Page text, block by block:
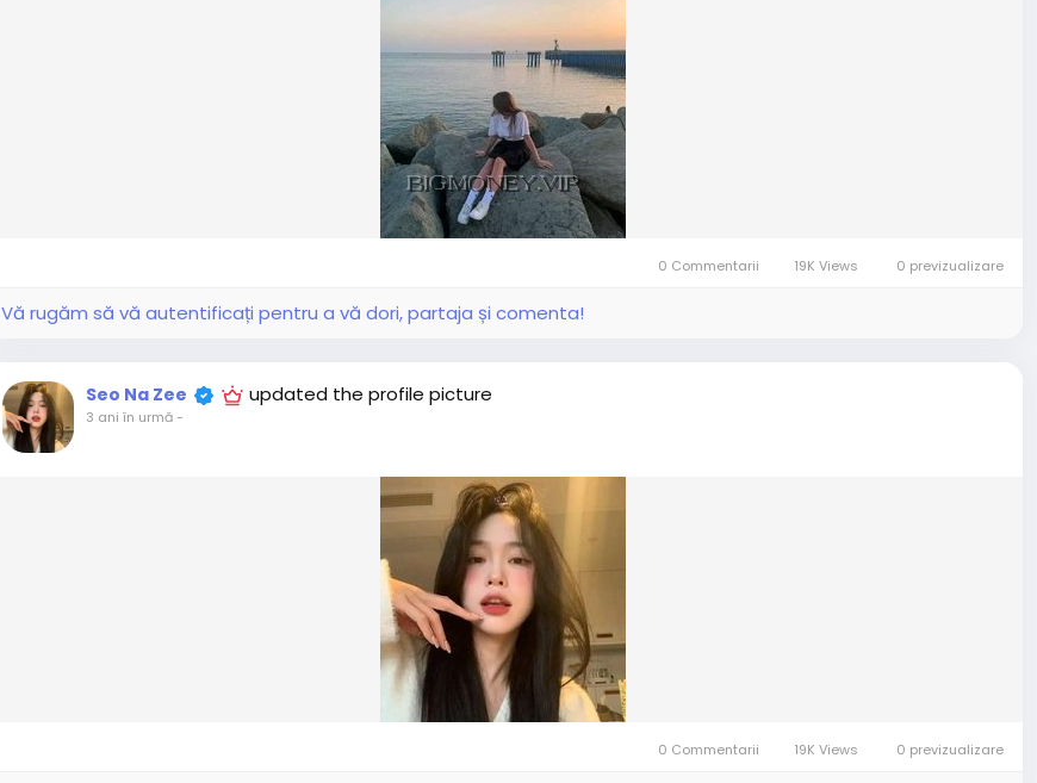
0 Commentarii 19K Views 0 previzualizare
Vă rugăm să vă autentificați pentru a vă dori, partaja și comenta!
Seo Na Zee updated the profile picture
3 ani în urmă-
0 Commentarii 19K Views 0 previzualizare